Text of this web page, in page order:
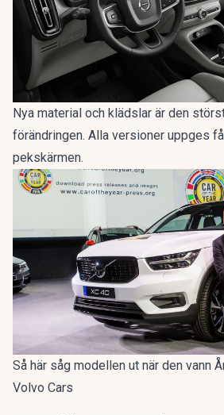
Nya material och klädslar är den
förändringen. Alla versioner uppges
pekskärmen.
Så här såg modellen ut när den vann
Volvo Cars